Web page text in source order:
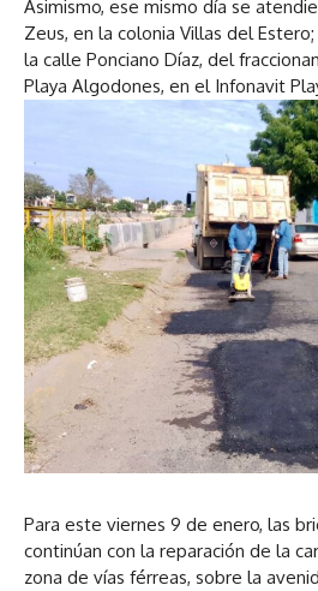
Asimismo, ese mismo día se
Zeus, en la colonia Villas del
la calle Ponciano Díaz, del
Playa Algodones, en el Infonavit
Para este viernes 9 de enero, las
continúan con la reparación de la
zona de vías férreas, sobre la